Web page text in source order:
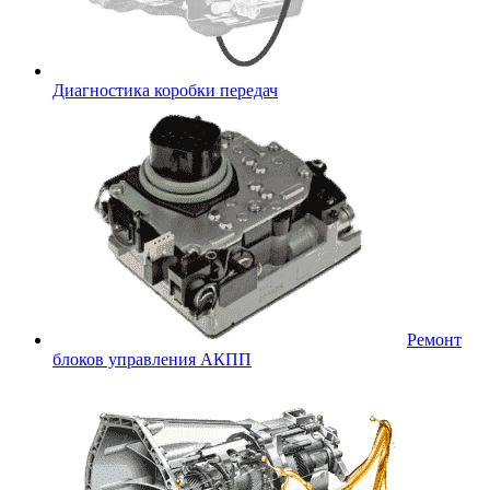
Диагностика коробки передач
Ремонт
блоков управления АКПП